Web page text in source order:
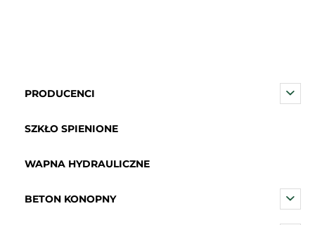
PRODUCENCI
SZKŁO SPIENIONE
WAPNA HYDRAULICZNE
BETON KONOPNY